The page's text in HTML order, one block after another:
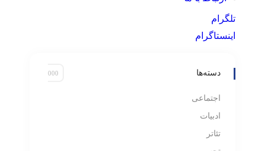
تلگرام
اینستاگرام
دسته‌ها
اجتماعی
ادبیات
تئاتر